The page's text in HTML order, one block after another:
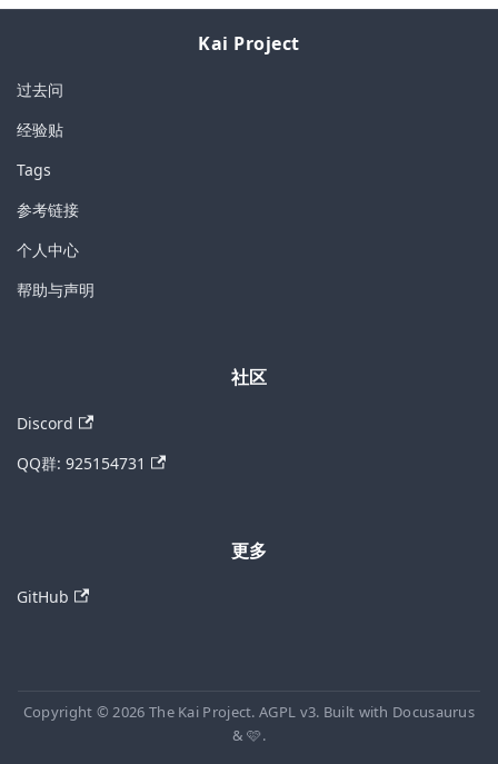
Kai Project
过去问
经验贴
Tags
参考链接
个人中心
帮助与声明
社区
Discord
QQ群: 925154731
更多
GitHub
Copyright © 2026 The Kai Project. AGPL v3. Built with Docusaurus
& 🩷.